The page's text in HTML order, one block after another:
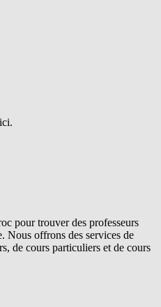
pour trouver des professeurs
Nous offrons des services de
de cours particuliers et de cours